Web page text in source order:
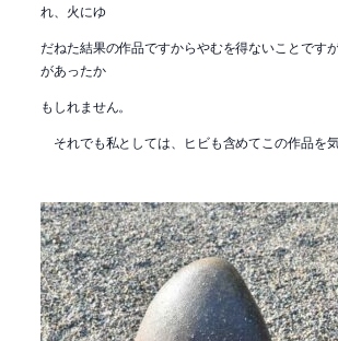
れ、火にゆ
だねた結果の作品ですからやむを得ないことです
があったか
もしれません。
それでも私としては、ヒビも含めてこの作品を気